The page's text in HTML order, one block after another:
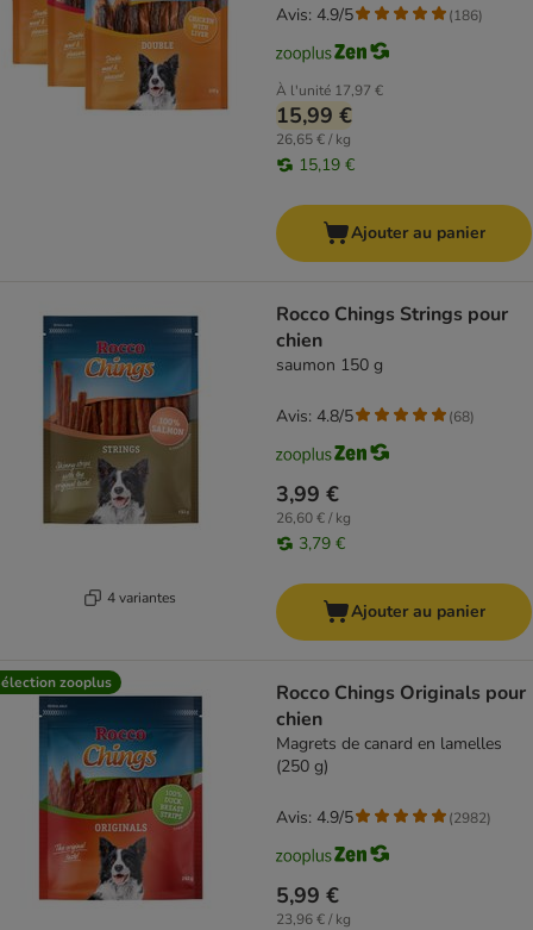
À l'unité 17,97 €
15,99 €
26,65 € / kg
15,19 €
Avis: 4.9/5 (186)
Ajouter au panier
4 variantes
Rocco Chings Strings pour
chien
saumon 150 g
3,99 €
26,60 € / kg
3,79 €
Avis: 4.8/5 (68)
Ajouter au panier
zooplus
Rocco Chings Originals pour
chien
Magrets de canard en lamelles
(250 g)
5,99 €
23,96 € / kg
Avis: 4.9/5 (2982)